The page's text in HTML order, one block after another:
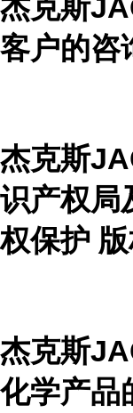
杰克斯
客户的咨
杰克斯
识产权局
权保护
杰克斯
化学产品